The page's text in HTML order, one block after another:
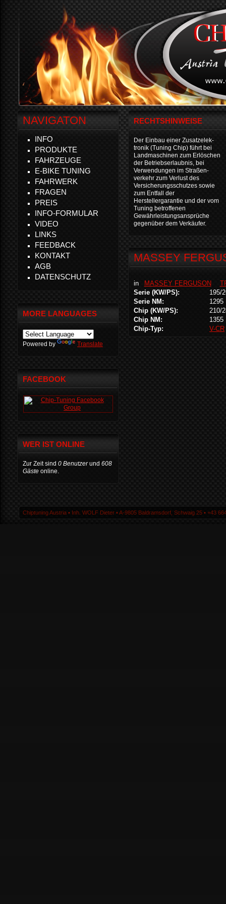
RECHTSHINWEISE
Der Einbau einer Zusatzelek-
tronik (Tuning Chip) führt bei
Landmaschinen zum Erlöschen
der Betriebserlaubnis, bei
Verwendungen im Straßen-
verkehr zum Verlust des
Versicherungsschutzes sowie
zum Entfall der
Herstellergarantie und der vom
Tuning betroffenen
Gewährleistungsansprüche
gegenüber dem Verkäufer.
MASSEY
in MASSEY FERGUSON
Serie (KW/PS):
195/
Serie NM:
1295
Chip (KW/PS):
210/
Chip NM:
1355
Chip-Typ:
V-CR
NAVIGATON
INFO
PRODUKTE
FAHRZEUGE
E-BIKE TUNING
FAHRWERK
FRAGEN
PREIS
INFO-FORMULAR
VIDEO
LINKS
FEEDBACK
KONTAKT
AGB
DATENSCHUTZ
MORE LANGUAGES
Powered by Translate
FACEBOOK
WER IST ONLINE
Zur Zeit sind 0 Benutzerund 608
Gäste online.
Chiptuning Austria ▪ Inh. WOLF Dieter ▪ A-9805 Baldramsdorf, Schwaig 25 ▪ +43